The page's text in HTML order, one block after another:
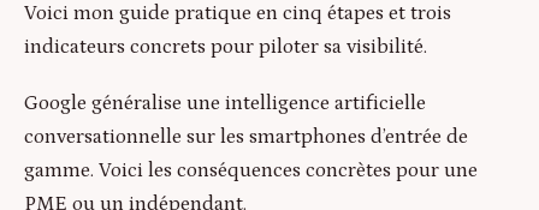
Voici mon guide pratique en cinq étapes et trois
indicateurs concrets pour piloter sa visibilité.
Google généralise une intelligence artificielle
conversationnelle sur les smartphones d’entrée de
gamme. Voici les conséquences concrètes pour une
PME ou un indépendant.